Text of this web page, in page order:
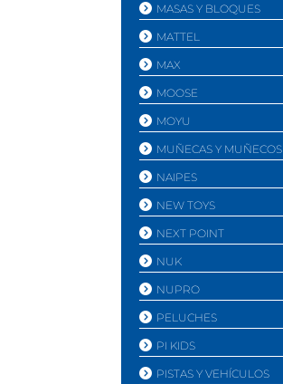
MASAS Y BLOQUES
MATTEL
MAX
MOOSE
MOYU
MUÑECAS Y MUÑECOS
NAIPES
NEW TOYS
NEXT POINT
NUK
NUPRO
PELUCHES
PI KIDS
PISTAS Y VEHÍ­CULOS